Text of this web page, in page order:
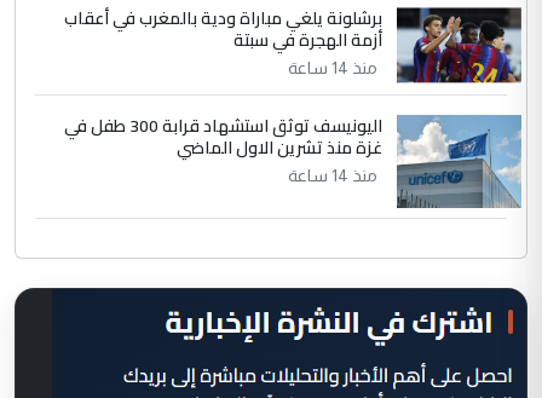
برشلونة يلغي مباراة ودية بالمغرب في أعقاب
أزمة الهجرة في سبتة
منذ 14 ساعة
اليونيسف توثق استشهاد قرابة 300 طفل في
غزة منذ تشرين الاول الماضي
منذ 14 ساعة